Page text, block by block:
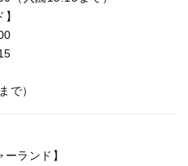
で）
ランド】